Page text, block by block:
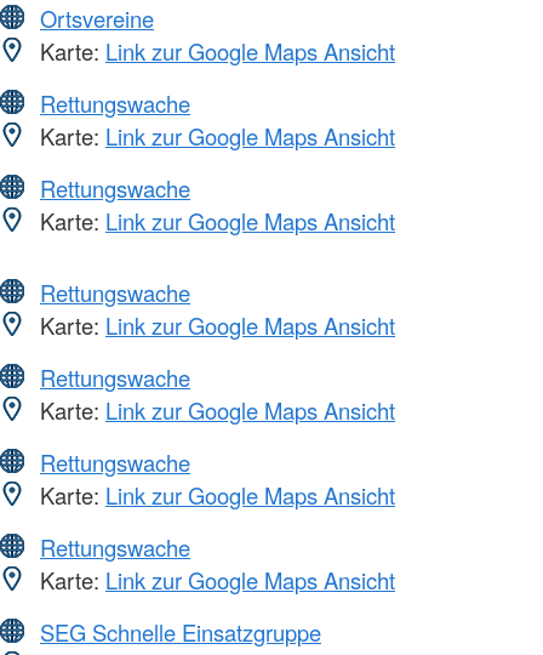
Ortsvereine
Karte: Link zur Google Maps Ansicht
Rettungswache
Karte: Link zur Google Maps Ansicht
Rettungswache
Karte: Link zur Google Maps Ansicht
Rettungswache
Karte: Link zur Google Maps Ansicht
Rettungswache
Karte: Link zur Google Maps Ansicht
Rettungswache
Karte: Link zur Google Maps Ansicht
Rettungswache
Karte: Link zur Google Maps Ansicht
SEG Schnelle Einsatzgruppe